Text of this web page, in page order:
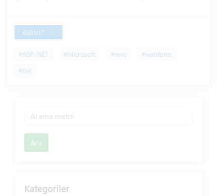
ASP.NET
#ASP-NET #Microsoft #mvc
#webform
#net
Ara
Kategoriler